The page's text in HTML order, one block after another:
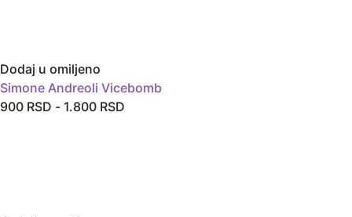
Dodaj u omiljeno
Simone Andreoli Vicebomb
900 RSD - 1.800 RSD